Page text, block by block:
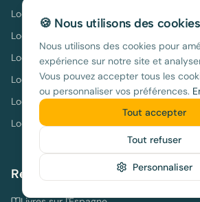
Location Espagne Famille
Location Espagne Bord de Mer
Location Espagne avec Piscine
Location Espagne Août
Location Espagne Hors Saison
Location Espagne Longue Durée
Ressources
🍪 Nous utilisons des cookies
Nous utilisons des cookies pour
expérience sur notre site et
Vous pouvez accepter tous les
ou personnaliser vos préférences.
Personnaliser
Tout refuser
Tout accepter